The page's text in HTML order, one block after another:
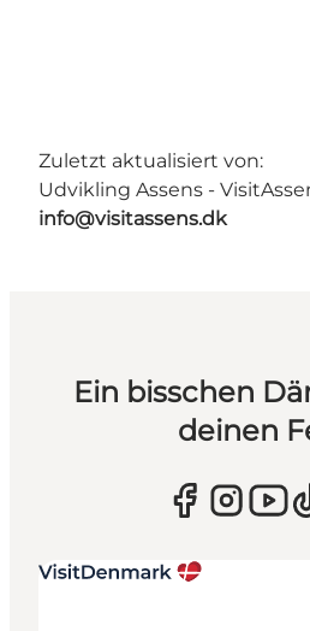
Zuletzt aktualisiert von:
Udvikling Assens -
info@visitassens.dk
Ein bisschen
deinen